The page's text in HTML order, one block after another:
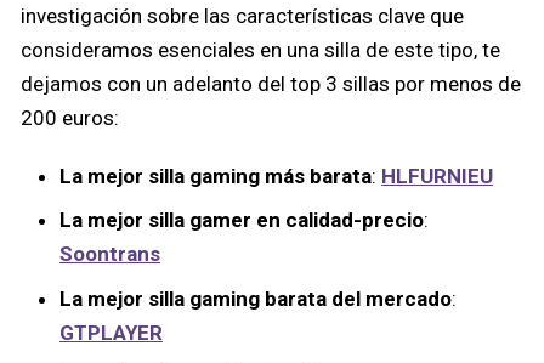
investigación sobre las características clave que
consideramos esenciales en una silla de este tipo, te
dejamos con un adelanto del top 3 sillas por menos de
200 euros:
La mejor silla gaming más barata: HLFURNIEU
La mejor silla gamer en calidad-precio:
Soontrans
La mejor silla gaming barata del mercado:
GTPLAYER